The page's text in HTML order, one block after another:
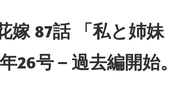
嫁 87話 「私と姉妹
号 – 過去編開始。